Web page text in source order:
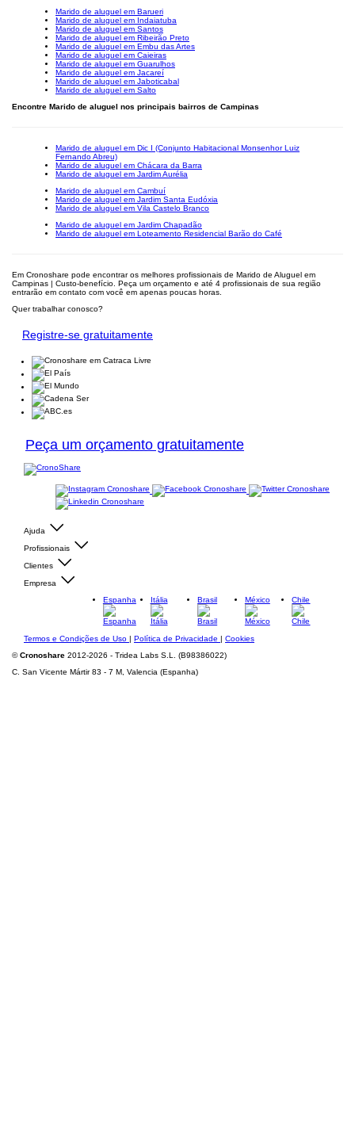
Marido de aluguel em Barueri
Marido de aluguel em Indaiatuba
Marido de aluguel em Santos
Marido de aluguel em Ribeirão Preto
Marido de aluguel em Embu das Artes
Marido de aluguel em Caieiras
Marido de aluguel em Guarulhos
Marido de aluguel em Jacareí
Marido de aluguel em Jaboticabal
Marido de aluguel em Salto
Encontre Marido de aluguel nos principais bairros de Campinas
Marido de aluguel em Dic I (Conjunto Habitacional Monsenhor Luiz
Fernando Abreu)
Marido de aluguel em Chácara da Barra
Marido de aluguel em Jardim Aurélia
Marido de aluguel em Cambuí
Marido de aluguel em Jardim Santa Eudóxia
Marido de aluguel em Vila Castelo Branco
Marido de aluguel em Jardim Chapadão
Marido de aluguel em Loteamento Residencial Barão do Café
Em Cronoshare pode encontrar os melhores profissionais de Marido de Aluguel em
Campinas | Custo-benefício. Peça um orçamento e até 4 profissionais de sua região
entrarão em contato com você em apenas poucas horas.
Quer trabalhar conosco?
Registre-se gratuitamente
Peça um orçamento gratuitamente
Ajuda
Profissionais
Clientes
Empresa
Espanha
Itália Brasil México Chile
Termos e Condições de Uso | Política de Privacidade | Cookies
©Cronoshare 2012-2026 - Tridea Labs S.L. (B98386022)
C. San Vicente Mártir 83 - 7 M, Valencia (Espanha)